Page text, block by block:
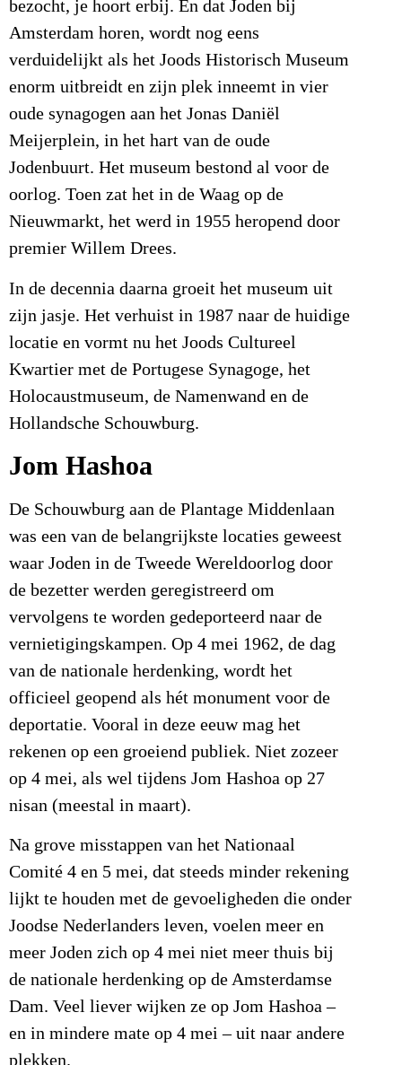
bezocht, je hoort erbij. En dat Joden bij
Amsterdam horen, wordt nog eens
verduidelijkt als het Joods Historisch Museum
enorm uitbreidt en zijn plek inneemt in vier
oude synagogen aan het Jonas Daniël
Meijerplein, in het hart van de oude
Jodenbuurt. Het museum bestond al voor de
oorlog. Toen zat het in de Waag op de
Nieuwmarkt, het werd in 1955 heropend door
premier Willem Drees.
In de decennia daarna groeit het museum uit
zijn jasje. Het verhuist in 1987 naar de huidige
locatie en vormt nu het Joods Cultureel
Kwartier met de Portugese Synagoge, het
Holocaustmuseum, de Namenwand en de
Hollandsche Schouwburg.
Jom Hashoa
De Schouwburg aan de Plantage Middenlaan
was een van de belangrijkste locaties geweest
waar Joden in de Tweede Wereldoorlog door
de bezetter werden geregistreerd om
vervolgens te worden gedeporteerd naar de
vernietigingskampen. Op 4 mei 1962, de dag
van de nationale herdenking, wordt het
officieel geopend als hét monument voor de
deportatie. Vooral in deze eeuw mag het
rekenen op een groeiend publiek. Niet zozeer
op 4 mei, als wel tijdens Jom Hashoa op 27
nisan (meestal in maart).
Na grove misstappen van het Nationaal
Comité 4 en 5 mei, dat steeds minder rekening
lijkt te houden met de gevoeligheden die onder
Joodse Nederlanders leven, voelen meer en
meer Joden zich op 4 mei niet meer thuis bij
de nationale herdenking op de Amsterdamse
Dam. Veel liever wijken ze op Jom Hashoa –
en in mindere mate op 4 mei – uit naar andere
plekken.